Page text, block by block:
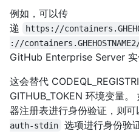
例如，可以传
递
https://
://
GitHub Enterprise Server 实
这会替代
GITHUB_TOKEN 环境变量
器注册表进行身份验证，则
auth-stdin
选项进行身份验证